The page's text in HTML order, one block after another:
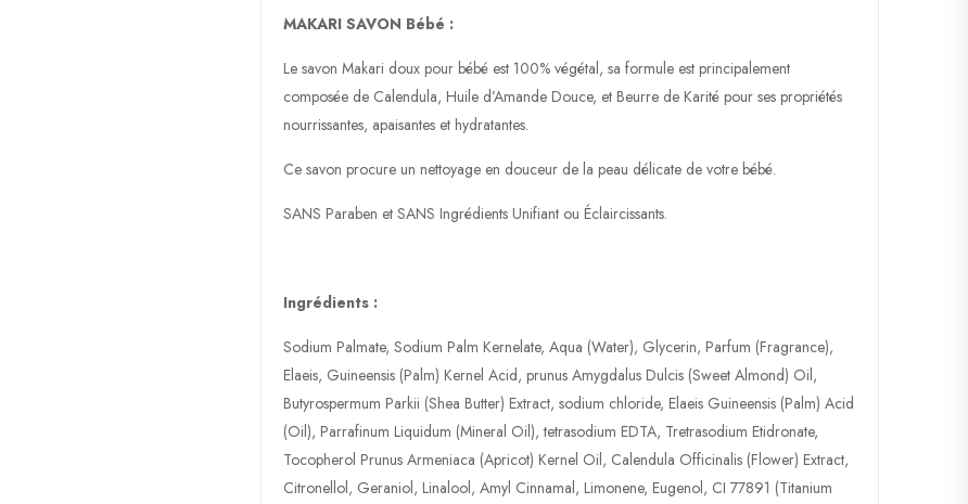
MAKARI SAVON Bébé :
Le savon Makari doux pour bébé est 100% végétal, sa formule est principalement
composée de Calendula, Huile d’Amande Douce, et Beurre de Karité pour ses propriétés
nourrissantes, apaisantes et hydratantes.
Ce savon procure un nettoyage en douceur de la peau délicate de votre bébé.
SANS Paraben et SANS Ingrédients Unifiant ou Éclaircissants.
Ingrédients :
Sodium Palmate, Sodium Palm Kernelate, Aqua (Water), Glycerin, Parfum (Fragrance),
Elaeis, Guineensis (Palm) Kernel Acid, prunus Amygdalus Dulcis (Sweet Almond) Oil,
Butyrospermum Parkii (Shea Butter) Extract, sodium chloride, Elaeis Guineensis (Palm) Acid
(Oil), Parrafinum Liquidum (Mineral Oil), tetrasodium EDTA, Tretrasodium Etidronate,
Tocopherol Prunus Armeniaca (Apricot) Kernel Oil, Calendula Officinalis (Flower) Extract,
Citronellol, Geraniol, Linalool, Amyl Cinnamal, Limonene, Eugenol, CI 77891 (Titanium